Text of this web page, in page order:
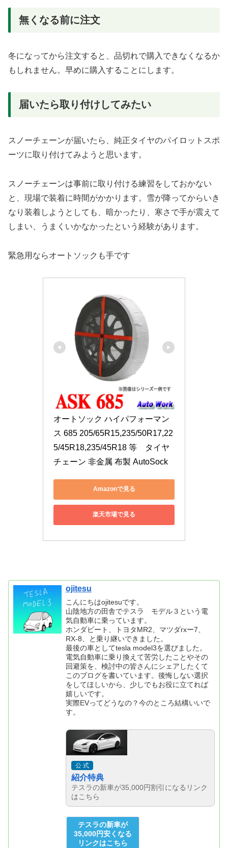
無くなる前に注文
冬になってから注文すると、品切れで購入できなくなるか
もしれません。早めに購入することにします。
届いたら取り付けしてみたい
スノーチェーンが届いたら、純正タイヤのパイロットスポ
ーツに取り付けてみようと思います。
スノーチェーンは事前に取り付ける練習をしておかない
と、現場で装着に時間がかかります。雪が降ってからいき
なり装着しようとしても、暗かったり、寒さで手が震えて
しまい、うまくいかなかったという経験があります。
緊急用ならオートソックも手です
オートソック ハイパフォーマン
ス 685 205/65R15,235/50R17,22
5/45R18,235/45R18 等　タイヤ
チェーン 非金属 布製 AutoSock
Amazonで見る
楽天市場で見る
ojitesu
こんにちはojitesuです。
山陰地方の田舎でテスラ モデル３という電
気自動車に乗っています。
ホンダビート、トヨタMR2、マツダrxー7、
RX-8、と乗り継いできました。
最後の車としてtesla model3を選びました。
電気自動車に乗り換えて苦労したことやその
回避策を、検討中の皆さんにシェアしたくて
このブログを書いています。後悔しない選択
をしてほしいから、少しでもお役に立てれば
嬉しいです。
実際EVってどうなの？今のところ結構いいで
す。
公 式
紹介特典
テスラの新車が35,000円割引になるリンク
はこちら
テスラの新車が
35,000円安くなる
リンクはこちら